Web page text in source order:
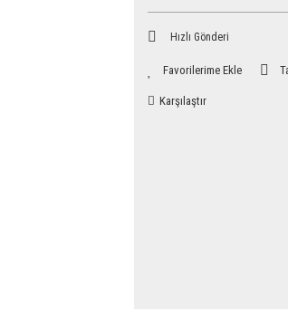
Hızlı Gönderi
Karşılaştır